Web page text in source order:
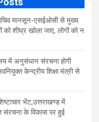
मानसून-एसईओसी से मुख्य
को शीघ्र खोला जाए, लोगों को न
में अनुसंधान संरचना होगी
केन्द्रीय शिक्षा मंत्री से
भेंट,उत्तराखण्ड में
के विकास पर हुई